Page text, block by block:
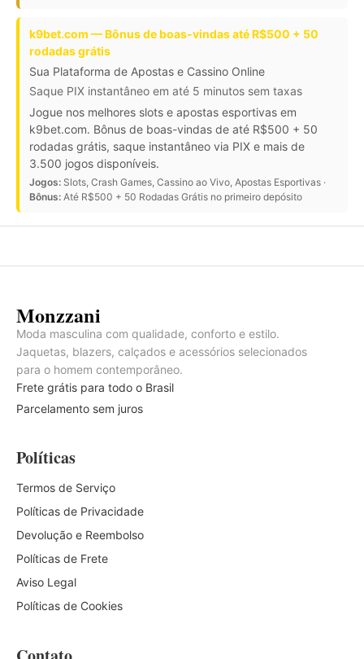
k9bet.com — Bônus de boas-vindas até R$500 + 50
rodadas grátis
Sua Plataforma de Apostas e Cassino Online
Saque PIX instantâneo em até 5 minutos sem taxas
Jogue nos melhores slots e apostas esportivas em
k9bet.com. Bônus de boas-vindas de até R$500 + 50
rodadas grátis, saque instantâneo via PIX e mais de
3.500 jogos disponíveis.
Jogos: Slots, Crash Games, Cassino ao Vivo, Apostas Esportivas ·
Bônus: Até R$500 + 50 Rodadas Grátis no primeiro depósito
Monzzani
Moda masculina com qualidade, conforto e estilo.
Jaquetas, blazers, calçados e acessórios selecionados
para o homem contemporâneo.
Frete grátis para todo o Brasil
Parcelamento sem juros
Políticas
Termos de Serviço
Políticas de Privacidade
Devolução e Reembolso
Políticas de Frete
Aviso Legal
Políticas de Cookies